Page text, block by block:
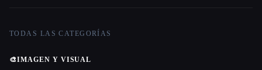
TODAS LAS CATEGORÍAS
🎨IMAGEN Y VISUAL